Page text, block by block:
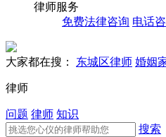
律师服务
免费法律咨询 电话
大家都在搜： 东城区律师 婚姻
律师
问题 律师 知识
搜索